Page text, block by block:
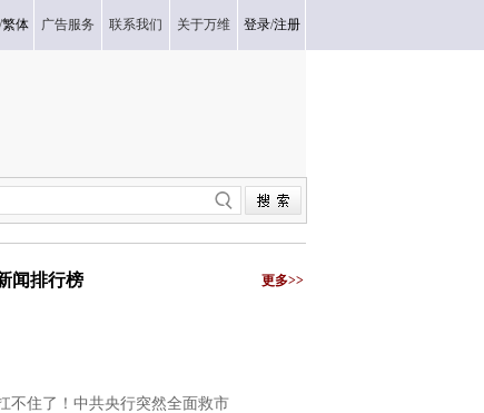
繁体 广告服务 联系我们 关于万维 登录/注册
闻排行榜 更多>>
不住了！中共央行突然全面救市